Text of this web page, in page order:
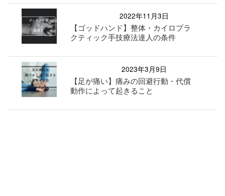
2022年11月3日
【ゴッドハンド】整体・カイロプラ
クティック手技療法達人の条件
2023年3月9日
【足が痛い】痛みの回避行動・代償
動作によって起きること